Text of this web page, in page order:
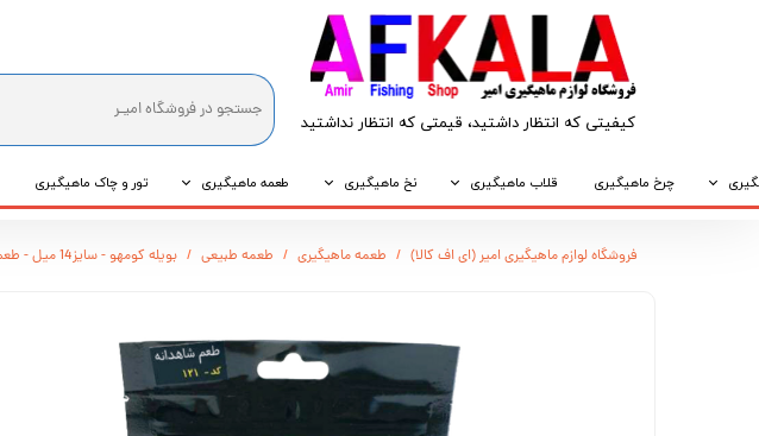
کیفیتی که انتظار داشتید، قیمتی که انتظار نداشتید​​​​​​​
چرخ ماهیگیری قلاب ماهیگیری نخ ماهیگیری طعمه ماهیگیری تور و چاک ماهیگیری
فروشگاه لوازم ماهیگیری امیر (ای اف کالا) طعمه ماهیگیری طعمه طبیعی بویله کومهو - سایز14 میل - طعم شاهدانه